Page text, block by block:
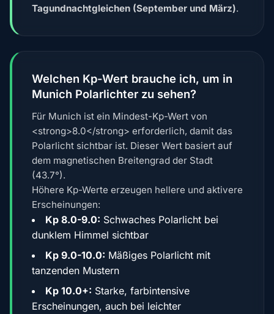
Tagundnachtgleichen (September und März).
Welchen Kp-Wert brauche ich, um in
Munich Polarlichter zu sehen?
Für Munich ist ein Mindest-Kp-Wert von
<strong>8.0</strong> erforderlich, damit das
Polarlicht sichtbar ist. Dieser Wert basiert auf
dem magnetischen Breitengrad der Stadt
(43.7°).
Höhere Kp-Werte erzeugen hellere und aktivere
Erscheinungen:
Kp 8.0-9.0: Schwaches Polarlicht bei
dunklem Himmel sichtbar
Kp 9.0-10.0: Mäßiges Polarlicht mit
tanzenden Mustern
Kp 10.0+: Starke, farbintensive
Erscheinungen, auch bei leichter